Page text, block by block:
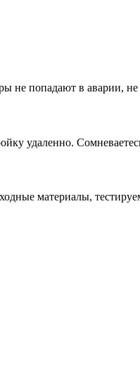
не попадают в аварии,
удаленно.
материалы,